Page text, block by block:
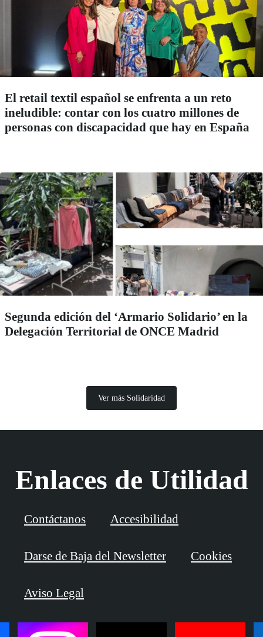
El retail textil español se enfrenta a un reto
ineludible: contar con los cuatro millones de
personas con discapacidad que hay en España
Segunda edición del ‘Armario Solidario’ en la
Delegación Territorial de ONCE Madrid
Ver más Solidaridad
Enlaces de Utilidad
Contáctanos Accesibilidad
Darse de Baja del Newsletter Cookies
Aviso Legal